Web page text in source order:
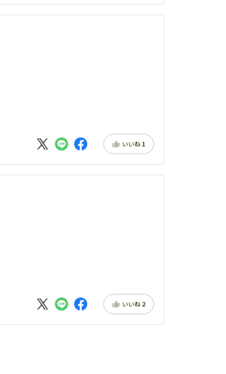
いいね 1
いいね 2